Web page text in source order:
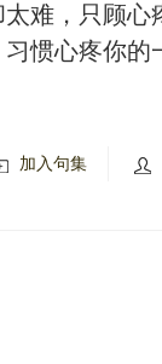
难，只顾
惯心疼你的
加入句集